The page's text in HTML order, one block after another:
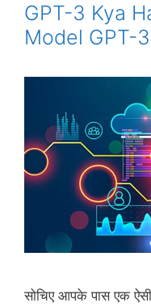
GPT-3 Kya
Model GPT-3
सोचिए आपके पास एक